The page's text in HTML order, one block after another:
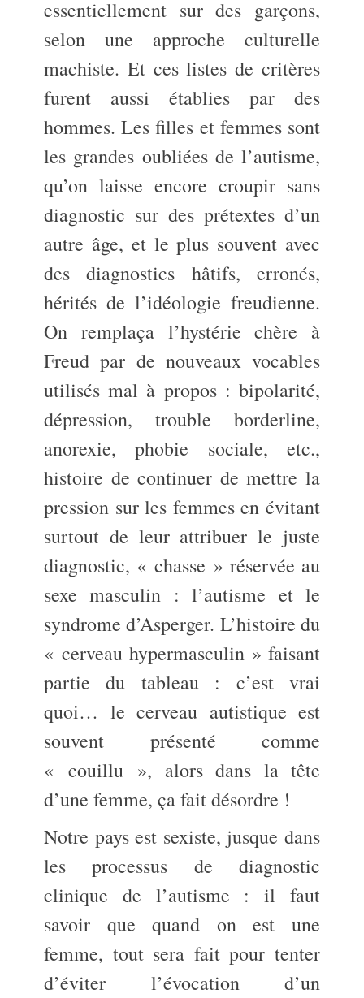
essentiellement sur des garçons,
selon une approche culturelle
machiste. Et ces listes de critères
furent aussi établies par des
hommes. Les filles et femmes sont
les grandes oubliées de l’autisme,
qu’on laisse encore croupir sans
diagnostic sur des prétextes d’un
autre âge, et le plus souvent avec
des diagnostics hâtifs, erronés,
hérités de l’idéologie freudienne.
On remplaça l’hystérie chère à
Freud par de nouveaux vocables
utilisés mal à propos : bipolarité,
dépression, trouble borderline,
anorexie, phobie sociale, etc.,
histoire de continuer de mettre la
pression sur les femmes en évitant
surtout de leur attribuer le juste
diagnostic, « chasse » réservée au
sexe masculin : l’autisme et le
syndrome d’Asperger. L’histoire du
« cerveau hypermasculin » faisant
partie du tableau : c’est vrai
quoi… le cerveau autistique est
souvent présenté comme
« couillu », alors dans la tête
d’une femme, ça fait désordre !
Notre pays est sexiste, jusque dans
les processus de diagnostic
clinique de l’autisme : il faut
savoir que quand on est une
femme, tout sera fait pour tenter
d’éviter l’évocation d’un